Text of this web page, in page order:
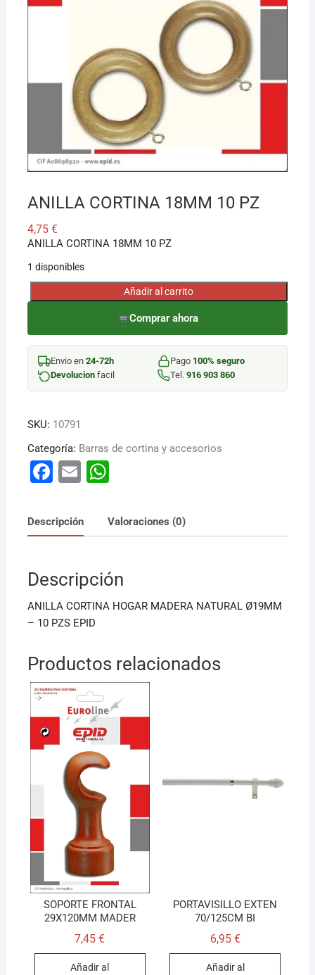
ANILLA CORTINA 18MM 10 PZ
4,75 €
ANILLA CORTINA 18MM 10 PZ
1 disponibles
ANILLA
18MM
10
PZ
cantidad
Añadir al carrito
Comprar ahora
Envio en 24-72h Pago 100% seguro
Devolucionfacil Tel. 916 903 860
SKU: 10791
Categoría: Barras de cortina y accesorios
F
c
e
o
o
k
E
ai
l
W
at
s
p
p
Descripción Valoraciones (0)
Descripción
ANILLA CORTINA HOGAR MADERA NATURAL Ø19MM
– 10 PZS EPID
Productos relacionados
SOPORTE FRONTAL
29X120MM MADER
7,45€
Añadir al
PORTAVISILLO EXTEN
70/125CM BI
6,95 €
Añadir al
¡Hola! Soy el asesor virtual de Ferretería El Arroyo.
Cuéntame qué necesitas y te ayudo a encontrarlo,
aunque no sepas el nombre exacto